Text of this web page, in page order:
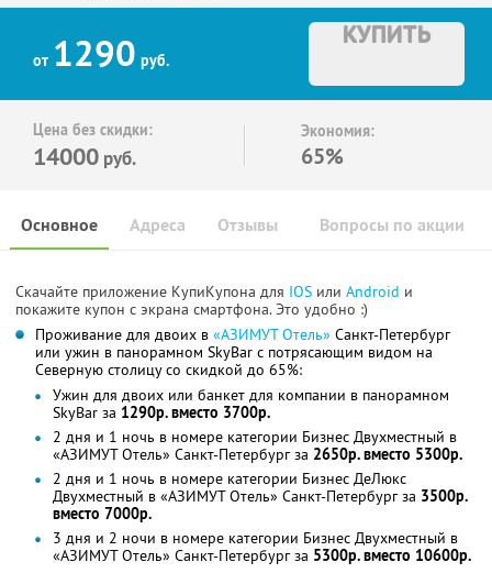
от 1290 руб.
КУПИТЬ
Цена без скидки:
14000 руб.
Экономия:
65%
Основное Отзывы Вопросы по акции
Адреса
Скачайте приложение КупиКупона для IOS или Android и
покажите купон с экрана смартфона. Это удобно :)
Проживание для двоих в «АЗИМУТ Отель» Санкт-Петербург
или ужин в панорамном SkyBаr с потрясающим видом на
Северную столицу со скидкой до 65%:
Ужин для двоих или банкет для компании в панорамном
SkyBаr за 1290р. вместо 3700р.
2 дня и 1 ночь в номере категории Бизнес Двухместный в
«АЗИМУТ Отель» Санкт-Петербург за 2650р. вместо 5300р.
2 дня и 1 ночь в номере категории Бизнес ДеЛюкс
Двухместный в «АЗИМУТ Отель» Санкт-Петербург за 3500р.
вместо 7000р.
3 дня и 2 ночи в номере категории Бизнес Двухместный в
«АЗИМУТ Отель» Санкт-Петербург за 5300р. вместо 10600р.